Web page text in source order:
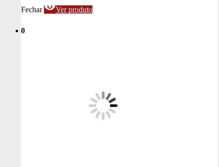
Fechar visibilityVer produto
0